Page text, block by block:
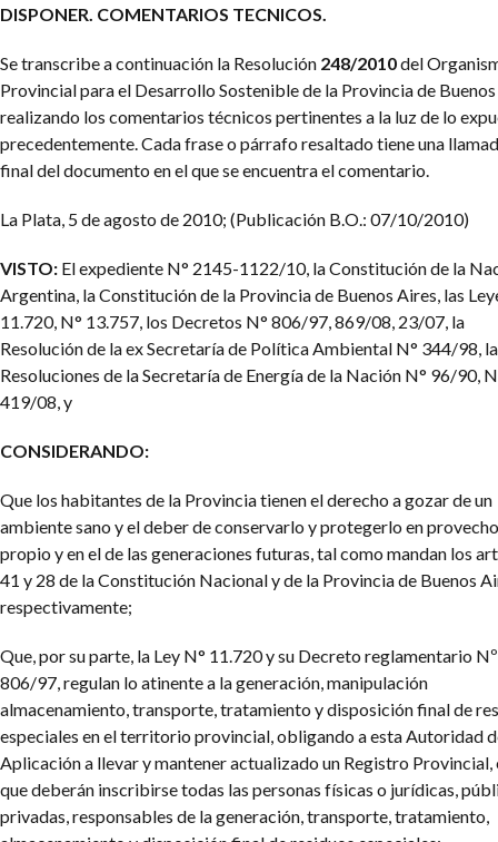
DISPONER. COMENTARIOS TECNICOS.
Se transcribe a continuación la Resolución 248/2010del
Provincial para el Desarrollo Sostenible de la Provincia de
realizando los comentarios técnicos pertinentes a la luz de lo
precedentemente. Cada frase o párrafo resaltado tiene una
final del documento en el que se encuentra el comentario.
La Plata, 5 de agosto de 2010; (Publicación B.O.: 07/10/2010)
VISTO: El expediente N° 2145-1122/10, la Constitución de la
Argentina, la Constitución de la Provincia de Buenos Aires, las
11.720, N° 13.757, los Decretos N° 806/97, 869/08, 23/07, la
Resolución de la ex Secretaría de Política Ambiental N° 344/98,
Resoluciones de la Secretaría de Energía de la Nación N° 96/90,
419/08, y
CONSIDERANDO:
Que los habitantes de la Provincia tienen el derecho a gozar de un
ambiente sano y el deber de conservarlo y protegerlo en provecho
propio y en el de las generaciones futuras, tal como mandan los
41 y 28 de la Constitución Nacional y de la Provincia de Buenos
respectivamente;
Que, por su parte, la Ley N° 11.720 y su Decreto reglamentario Nº
806/97, regulan lo atinente a la generación, manipulación
almacenamiento, transporte, tratamiento y disposición final de
especiales en el territorio provincial, obligando a esta Autoridad
Aplicación a llevar y mantener actualizado un Registro Provincial,
que deberán inscribirse todas las personas físicas o jurídicas,
privadas, responsables de la generación, transporte, tratamiento,